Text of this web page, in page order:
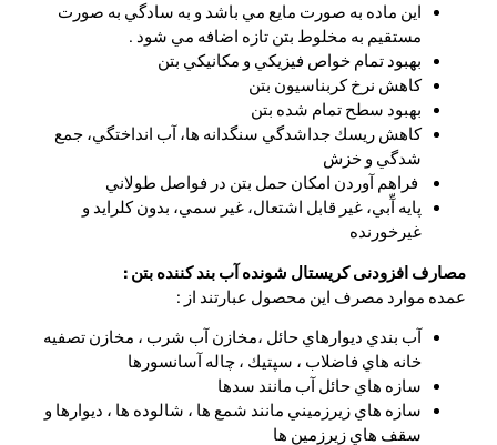
اين ماده به صورت مايع مي باشد و به سادگي به صورت
مستقيم به مخلوط بتن تازه اضافه مي شود .
بهبود تمام خواص فيزيكي و مكانيكي بتن
كاهش نرخ كربناسيون بتن
بهبود سطح تمام شده بتن
كاهش ريسك جداشدگي سنگدانه ها، آب انداختگي، جمع
شدگي و خزش
فراهم آوردن امكان حمل بتن در فواصل طولاني
پايه آّبي، غير قابل اشتعال، غير سمي، بدون كلرايد و
غيرخورنده
مصارف افزودنی کریستال شونده آب بند کننده بتن :
عمده موارد مصرف اين محصول عبارتند از :
آب بندي ديوارهاي حائل ،مخازن آب شرب ، مخازن تصفيه
خانه هاي فاضلاب ، سپتيك ، چاله آسانسورها
سازه هاي حائل آب مانند سدها
سازه هاي زيرزميني مانند شمع ها ، شالوده ها ، ديوارها و
سقف هاي زيرزمين ها